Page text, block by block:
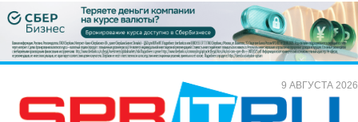
9 АВГУСТА 2026